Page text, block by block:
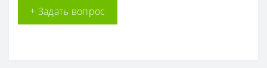
+ Задать вопрос